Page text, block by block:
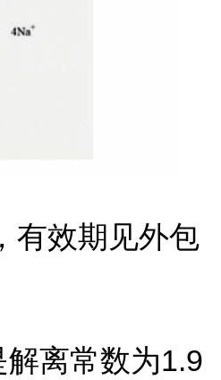
有效期见外包
离常数为1.9